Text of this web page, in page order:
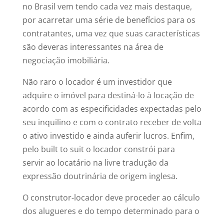
no Brasil vem tendo cada vez mais destaque,
por acarretar uma série de benefícios para os
contratantes, uma vez que suas características
são deveras interessantes na área de
negociação imobiliária.
Não raro o locador é um investidor que
adquire o imóvel para destiná-lo à locação de
acordo com as especificidades expectadas pelo
seu inquilino e com o contrato receber de volta
o ativo investido e ainda auferir lucros. Enfim,
pelo built to suit o locador constrói para
servir ao locatário na livre tradução da
expressão doutrinária de origem inglesa.
O construtor-locador deve proceder ao cálculo
dos alugueres e do tempo determinado para o